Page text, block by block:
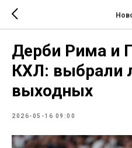
Дерби Рима и
КХЛ: выбрали
выходных
2026-05-16 09:00